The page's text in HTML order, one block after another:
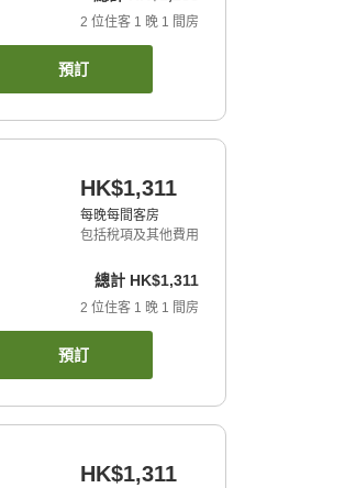
2 位住客 1 晚 1 間房
預訂
HK$1,311
每晚每間客房
包括稅項及其他費用
總計 HK$1,311
2 位住客 1 晚 1 間房
預訂
HK$1,311